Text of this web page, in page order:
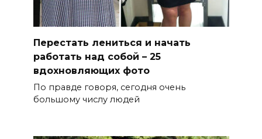
Перестать лениться и начать
работать над собой – 25
вдохновляющих фото
По правде говоря, сегодня очень
большому числу людей